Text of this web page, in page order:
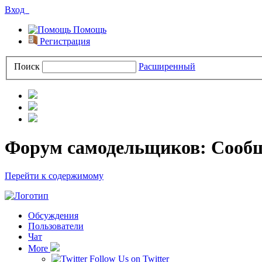
Вход
Помощь
Регистрация
Поиск Расширенный
Форум самодельщиков:
Перейти к содержимому
Обсуждения
Пользователи
Чат
More
Follow Us on Twitter